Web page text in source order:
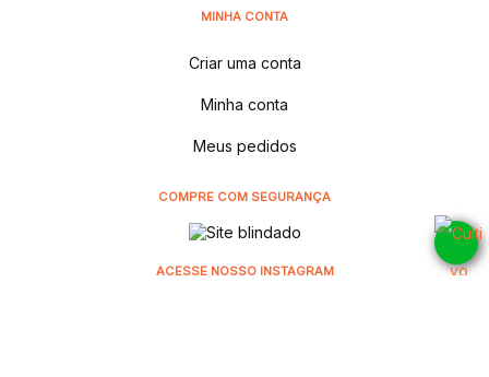
MINHA CONTA
Criar uma conta
Minha conta
Meus pedidos
COMPRE COM SEGURANÇA
ACESSE NOSSO INSTAGRAM